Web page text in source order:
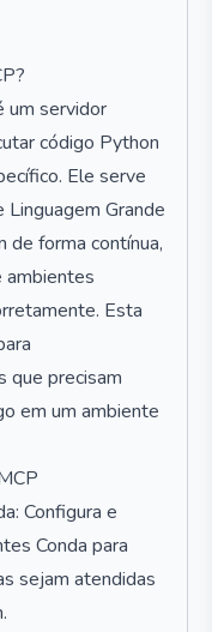
um servidor
código Python
Ele serve
Grande
forma contínua,
ambientes
Esta
que precisam
em um ambiente
Configura e
Conda para
sejam atendidas